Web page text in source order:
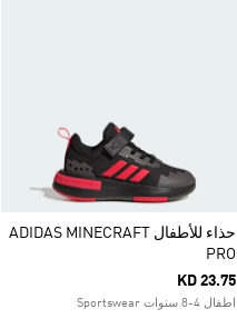
حذاء للأطفال ADIDAS MINECRAFT
PRO
KD 23.75
اطفال 4-8 سنوات Sportswear